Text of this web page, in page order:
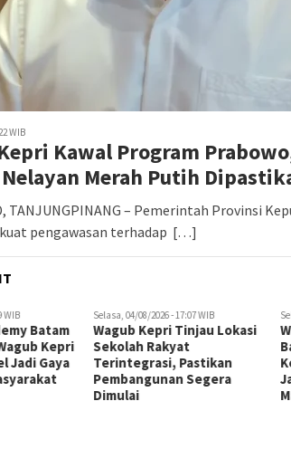
WIB
Kawal Program
Merah Putih
TANJUNGPINANG – Pemerintah Provinsi
pengawasan terhadap […]
WIB
Batam
Kepri
Jadi Gaya
Selasa, 04/08/2026 - 17:07 WIB
Wagub Kepri Tinjau Lokasi
Sekolah Rakyat
Terintegrasi, Pastikan
Pembangunan Segera
Dimulai